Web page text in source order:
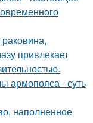
привлекает
армопояса - суть
наполненное